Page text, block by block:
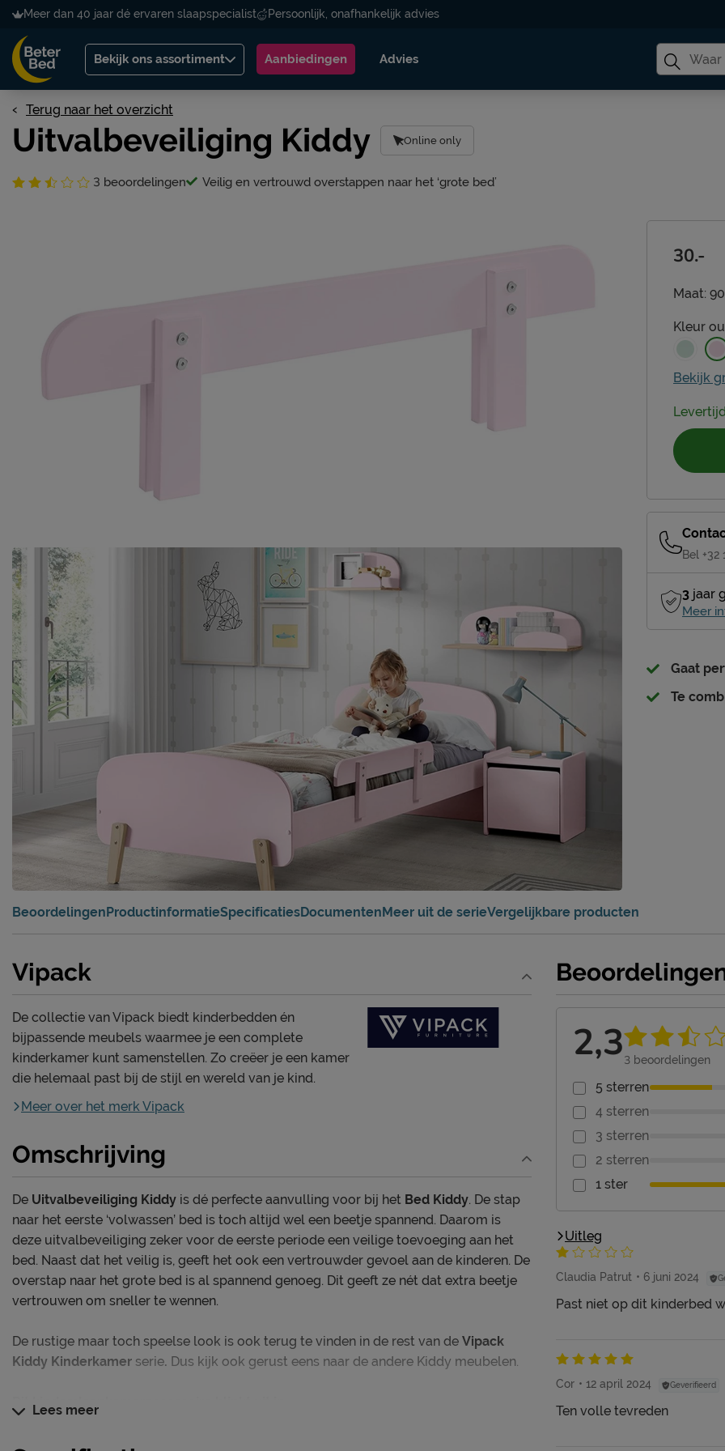
Meer dan 40 jaar dé ervaren slaapspecialist Persoonlijk, onafhankelijk advies
Bekijk ons assortiment Aanbiedingen Advies
Terug naar het overzicht
Uitvalbeveiliging Kiddy Online only
3 beoordelingen Veilig en vertrouwd overstappen naar het ‘grote bed’
Maat:
Kleur
Bekijk
30.-
Bel +32
3 jaar
Meer
Gaat
Te
Beoordelingen ProductinformatieSpecificatiesDocumenten Meer uit de serieVergelijkbare producten
2,33 beoordelingen
5 sterren
4 sterren
3 sterren
2 sterren
1 ster
Uitleg
Claudia Patrut 6 juni 2024
Past niet op dit kinderbed
Cor 12 april 2024 Geverifieerd
Ten volle tevreden
Vipack
De collectie van Vipack biedt kinderbedden én
bijpassende meubels waarmee je een complete
kinderkamer kunt samenstellen. Zo creëer je een kamer
die helemaal past bij de stijl en wereld van je kind.
Meer over het merk Vipack
Omschrijving
De Uitvalbeveiliging Kiddy is dé perfecte aanvulling voor bij het Bed Kiddy. De stap
naar het eerste ‘volwassen’ bed is toch altijd wel een beetje spannend. Daarom is
deze uitvalbeveiliging zeker voor de eerste periode een veilige toevoeging aan het
bed. Naast dat het veilig is, geeft het ook een vertrouwder gevoel aan de kinderen. De
overstap naar het grote bed is al spannend genoeg. Dit geeft ze nét dat extra beetje
vertrouwen om sneller te wennen.
De rustige maar toch speelse look is ook terug te vinden in de rest van de Vipack
Kiddy Kinderkamer serie. Dus kijk ook gerust eens naar de andere Kiddy meubelen.
Dit kinderslaapkameraccessoire blinkt uit in
Lees meer